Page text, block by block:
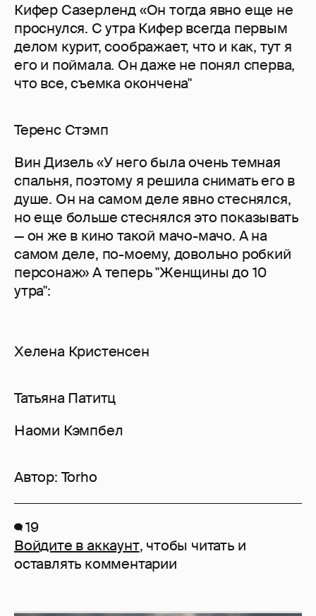
Кифер Сазерленд «Он тогда явно еще не
проснулся. С утра Кифер всегда первым
делом курит, соображает, что и как, тут я
его и поймала. Он даже не понял сперва,
что все, съемка окончена"
Теренс Стэмп
Вин Дизель «У него была очень темная
спальня, поэтому я решила снимать его в
душе. Он на самом деле явно стеснялся,
но еще больше стеснялся это показывать
— он же в кино такой мачо-мачо. А на
самом деле, по-моему, довольно робкий
персонаж» А теперь "Женщины до 10
утра":
Хелена Кристенсен
Татьяна Патитц
Наоми Кэмпбел
Автор: Torho
19
Войдите в аккаунт, чтобы читать и
оставлять комментарии